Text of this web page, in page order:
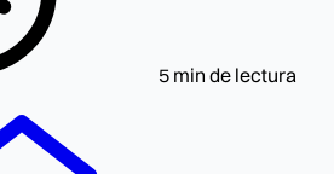
5 min de lectura